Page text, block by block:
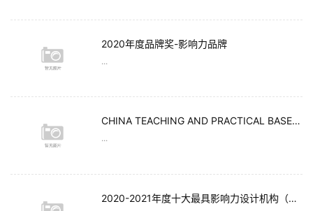
2020年度品牌奖-影响力品牌
...
CHINA TEACHING AND PRACTICAL BASE OF BAUHAUS
...
2020-2021年度十大最具影响力设计机构（别墅豪宅空间类)